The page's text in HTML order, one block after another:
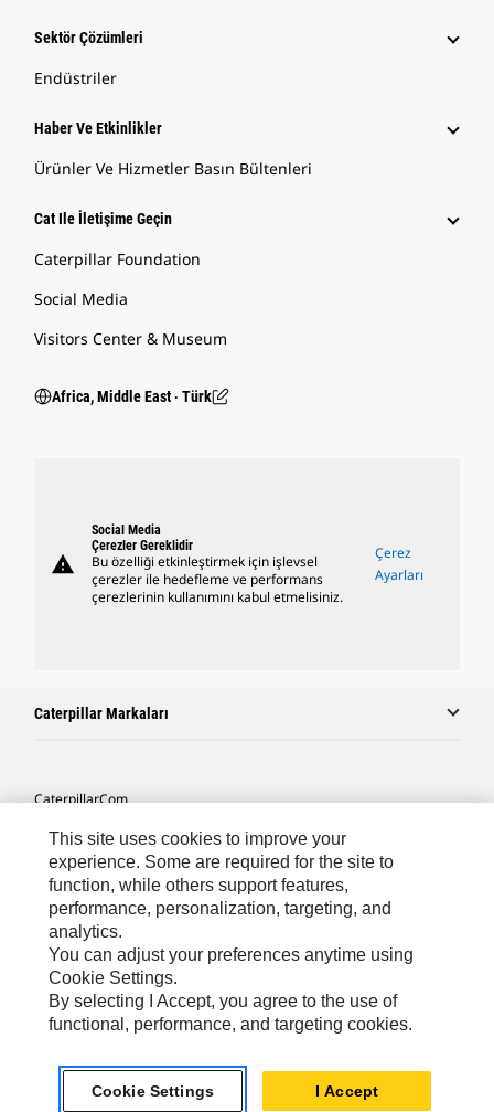
Sektör Çözümleri
Endüstriler
Haber Ve Etkinlikler
Ürünler Ve Hizmetler Basın Bültenleri
Cat Ile İletişime Geçin
Caterpillar Foundation
Social Media
Visitors Center & Museum
Africa, Middle East ‧ Türk
warning
Social Media
Çerezler Gereklidir
Bu özelliği etkinleştirmek için işlevsel
çerezler ile hedefleme ve performans
çerezlerinin kullanımını kabul etmelisiniz.
Çerez
Ayarları
Caterpillar Markaları
Caterpillar.com
Caterpillar Müşteri Hizmetleri Ve Iletişim
Site Haritası
Cookie Settings
Yasal
Gizlilik
Africa, Middle East ‧ Türk© 2026 Caterpillar. Tüm Hakları Saklıdır.
This site uses cookies to improve your
experience. Some are required for the site to
function, while others support features,
performance, personalization, targeting, and
analytics.
You can adjust your preferences anytime using
Cookie Settings.
By selecting I Accept, you agree to the use of
functional, performance, and targeting cookies.
Cookie Settings I Accept